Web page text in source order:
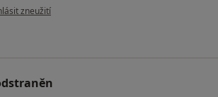
názoru uživatele Váš účet byl odstraněn
zneužití